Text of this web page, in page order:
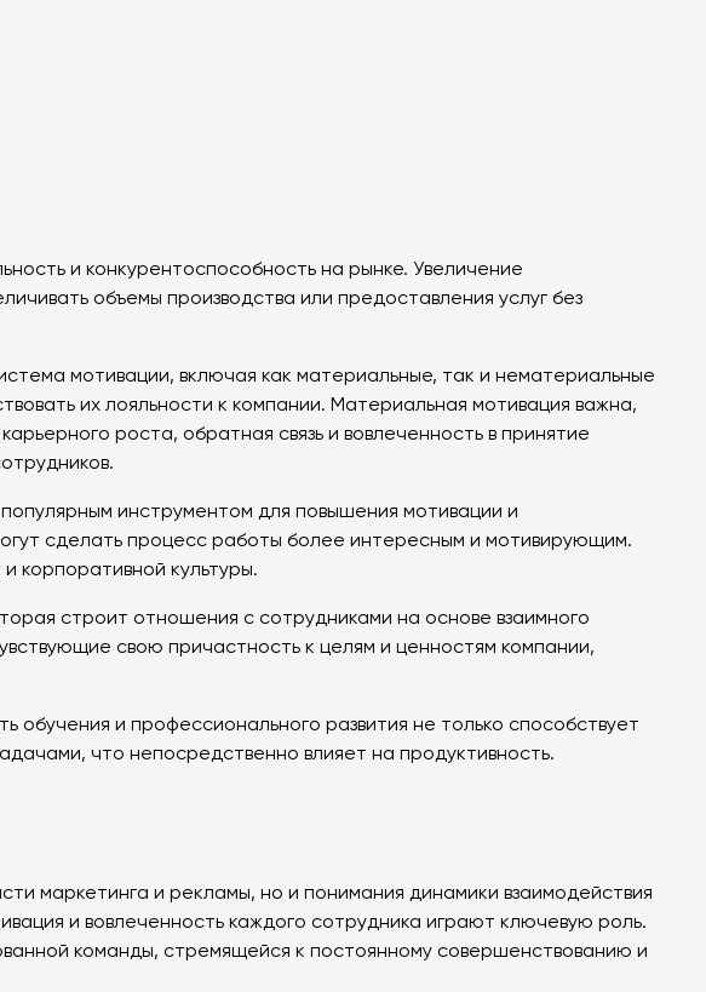
и конкурентоспособность на рынке. Увеличение
объемы производства или предоставления услуг без
мотивации, включая как материальные, так и нематериальные
их лояльности к компании. Материальная мотивация важна,
роста, обратная связь и вовлеченность в принятие
инструментом для повышения мотивации и
сделать процесс работы более интересным и мотивирующим.
корпоративной культуры.
строит отношения с сотрудниками на основе взаимного
свою причастность к целям и ценностям компании,
обучения и профессионального развития не только способствует
что непосредственно влияет на продуктивность.
маркетинга и рекламы, но и понимания динамики взаимодействия
и вовлеченность каждого сотрудника играют ключевую роль.
команды, стремящейся к постоянному совершенствованию и